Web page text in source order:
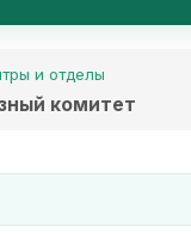
и отделы
комитет